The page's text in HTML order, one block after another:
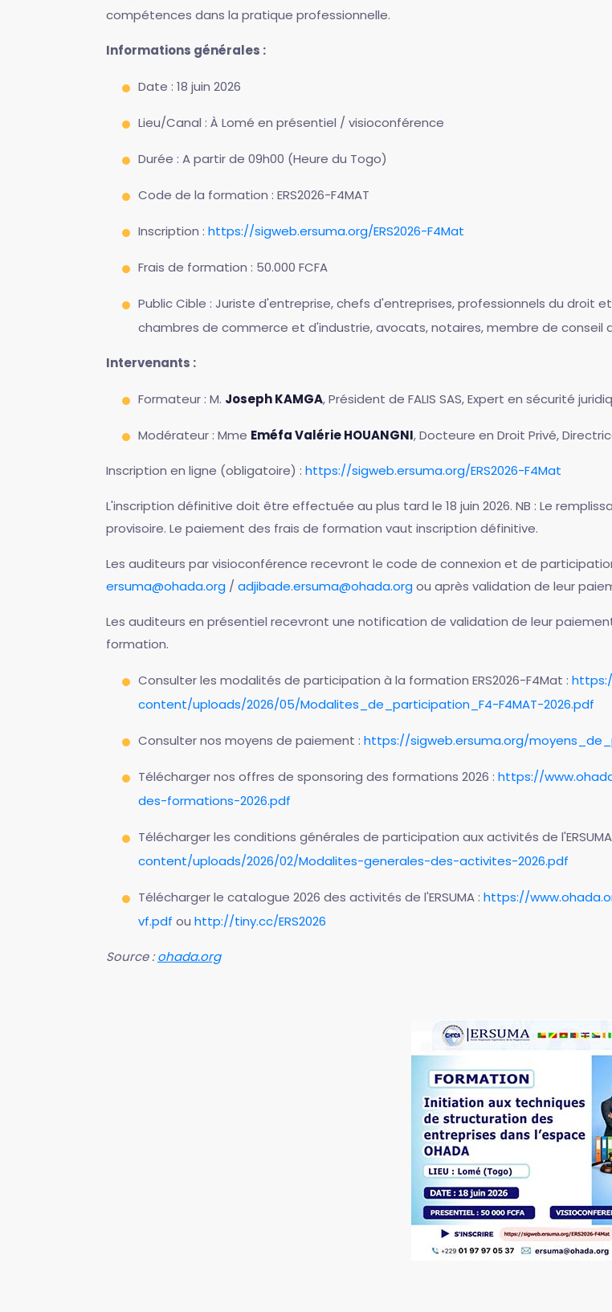
compétences dans la pratique professionnelle.
Informations générales :
Date : 18 juin 2026
Lieu/Canal : À Lomé en présentiel / visioconférence
Durée : A partir de 09h00 (Heure du Togo)
Code de la formation : ERS2026-F4MAT
Inscription : https://sigweb.ersuma.org/ERS2026-F4Mat
Frais de formation : 50.000 FCFA
Public Cible : Juriste d'entreprise, chefs d'entreprises, professionnels du
chambres de commerce et d'industrie, avocats, notaires, membre de
Intervenants :
Formateur : M. Joseph KAMGA, Président de FALIS SAS, Expert en sécurité
Modérateur : Mme Eméfa Valérie HOUANGNI, Docteure en Droit Privé,
Inscription en ligne (obligatoire) : https://sigweb.ersuma.org/ERS2026-F4Mat
L'inscription définitive doit être effectuée au plus tard le 18 juin 2026. NB : Le
provisoire. Le paiement des frais de formation vaut inscription définitive.
Les auditeurs par visioconférence recevront le code de connexion et de
ersuma@ohada.org / adjibade.ersuma@ohada.orgou après validation de leur
Les auditeurs en présentiel recevront une notification de validation de leur
formation.
Consulter les modalités de participation à la formation ERS2026-F4Mat :
content/uploads/2026/05/Modalites_de_participation_F4-F4MAT-2026.pdf
Consulter nos moyens de paiement : https://sigweb.ersuma.org/
Télécharger nos offres de sponsoring des formations 2026 : https://
des-formations-2026.pdf
Télécharger les conditions générales de participation aux activités de
content/uploads/2026/02/Modalites-generales-des-activites-2026.pdf
Télécharger le catalogue 2026 des activités de l'ERSUMA : https://
vf.pdf ou http://tiny.cc/ERS2026
Source :ohada.org